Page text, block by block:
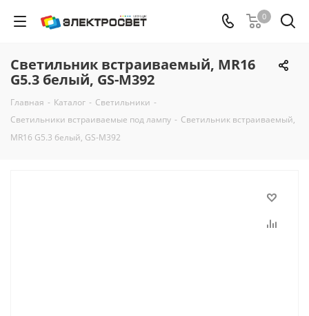
0
Светильник встраиваемый, MR16
G5.3 белый, GS-M392
Главная - Каталог - Светильники -
Светильники встраиваемые под лампу - Светильник встраиваемый,
MR16 G5.3 белый, GS-M392